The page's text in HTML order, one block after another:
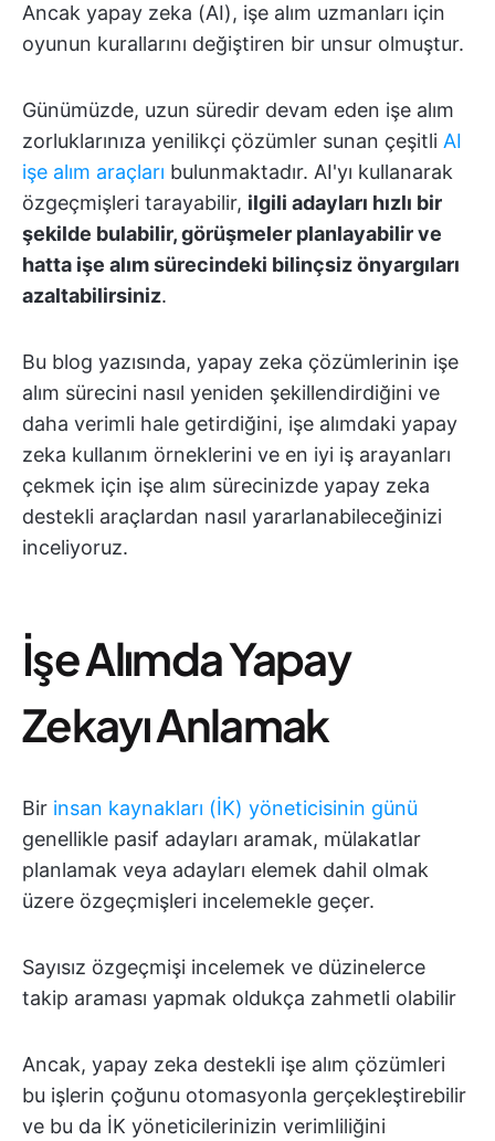
Ancak yapay zeka (AI), işe alım uzmanları için
oyunun kurallarını değiştiren bir unsur olmuştur.
Günümüzde, uzun süredir devam eden işe alım
zorluklarınıza yenilikçi çözümler sunan çeşitli AI
işe alım araçları bulunmaktadır. AI'yı kullanarak
özgeçmişleri tarayabilir, ilgili adayları hızlı bir
şekilde bulabilir, görüşmeler planlayabilir ve
hatta işe alım sürecindeki bilinçsiz önyargıları
azaltabilirsiniz.
Bu blog yazısında, yapay zeka çözümlerinin işe
alım sürecini nasıl yeniden şekillendirdiğini ve
daha verimli hale getirdiğini, işe alımdaki yapay
zeka kullanım örneklerini ve en iyi iş arayanları
çekmek için işe alım sürecinizde yapay zeka
destekli araçlardan nasıl yararlanabileceğinizi
inceliyoruz.
İşe Alımda Yapay
Zekayı Anlamak
Bir insan kaynakları (İK) yöneticisinin günü
genellikle pasif adayları aramak, mülakatlar
planlamak veya adayları elemek dahil olmak
üzere özgeçmişleri incelemekle geçer.
Sayısız özgeçmişi incelemek ve düzinelerce
takip araması yapmak oldukça zahmetli olabilir
Ancak, yapay zeka destekli işe alım çözümleri
bu işlerin çoğunu otomasyonla gerçekleştirebilir
ve bu da İK yöneticilerinizin verimliliğini